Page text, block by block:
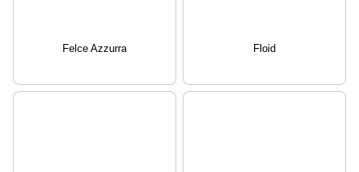
Felce Azzurra Floid